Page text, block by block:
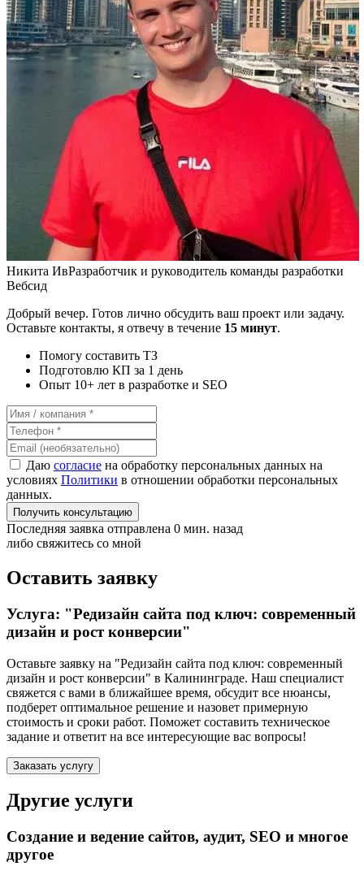
Никита ИвРазработчик и руководитель команды разработки
Вебсид
Добрый вечер. Готов лично обсудить ваш проект или задачу.
Оставьте контакты, я отвечу в течение 15 минут.
Помогу составить ТЗ
Подготовлю КП за 1 день
Опыт 10+ лет в разработке и SEO
Даю согласие на обработку персональных данных на
условиях Политики в отношении обработки персональных
данных.
Получить консультацию
Последняя заявка отправлена 0 мин. назад
либо свяжитесь со мной
Оставить заявку
Услуга: "Редизайн сайта под ключ: современный
дизайн и рост конверсии"
Оставьте заявку на "Редизайн сайта под ключ: современный
дизайн и рост конверсии" в Калининграде. Наш специалист
свяжется с вами в ближайшее время, обсудит все нюансы,
подберет оптимальное решение и назовет примерную
стоимость и сроки работ. Поможет составить техническое
задание и ответит на все интересующие вас вопросы!
Заказать услугу
Другие услуги
Создание и ведение сайтов, аудит, SEO и многое
другое